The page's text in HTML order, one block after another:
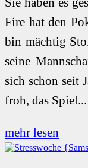
Fire hat den
bin mächtig
seine
sich schon seit
froh, das Spiel...
mehr lesen